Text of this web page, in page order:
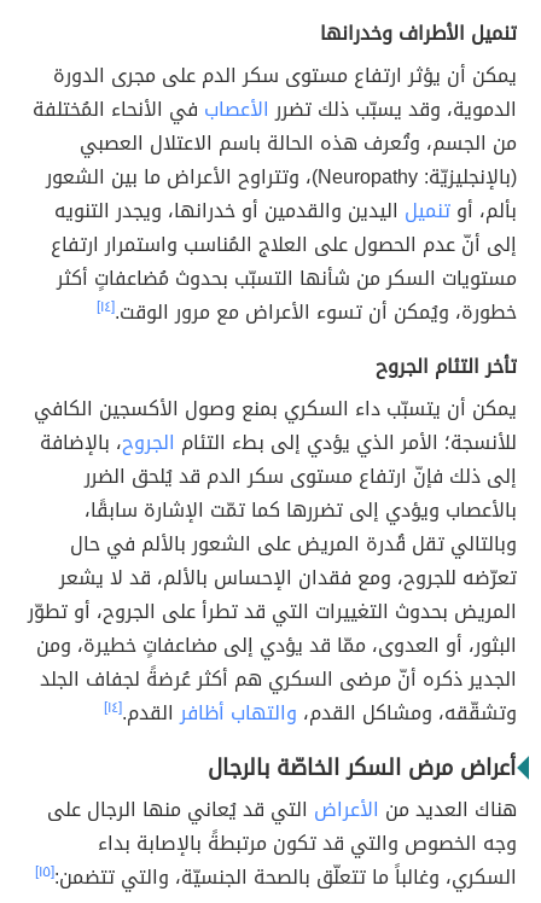
تنميل الأطراف وخدرانها
يمكن أن يؤثر ارتفاع مستوى سكر الدم على مجرى الدورة
الدموية، وقد يسبّب ذلك تضررالأعصاب في الأنحاء المُختلفة
من الجسم، وتُعرف هذه الحالة باسم الاعتلال العصبي
(بالإنجليزيّة: Neuropathy)، وتتراوح الأعراض ما بين الشعور
بألم، أوتنميل اليدين والقدمين أو خدرانها، ويجدر التنويه
إلى أنّ عدم الحصول على العلاج المُناسب واستمرار ارتفاع
مستويات السكر من شأنها التسبّب بحدوث مُضاعفاتٍ أكثر
خطورة، ويُمكن أن تسوء الأعراض مع مرور الوقت.[١٤]
يمكن أن يتسبّب داء السكري بمنع وصول الأكسجين الكافي
للأنسجة؛ الأمر الذي يؤدي إلى بطء التئام الجروح، بالإضافة
إلى ذلك فإنّ ارتفاع مستوى سكر الدم قد يُلحق الضرر
بالأعصاب ويؤدي إلى تضررها كما تمّت الإشارة سابقًا،
وبالتالي تقل قُدرة المريض على الشعور بالألم في حال
تعرّضه للجروح، ومع فقدان الإحساس بالألم، قد لا يشعر
المريض بحدوث التغييرات التي قد تطرأ على الجروح، أو تطوّر
البثور، أو العدوى، ممّا قد يؤدي إلى مضاعفاتٍ خطيرة، ومن
الجدير ذكره أنّ مرضى السكري هم أكثر عُرضةً لجفاف الجلد
وتشقّقه، ومشاكل القدم، والتهاب أظافرالقدم.[١٤]
أعراض مرض السكر الخاصّة بالرجال
هناك العديد من الأعراض التي قد يُعاني منها الرجال على
وجه الخصوص والتي قد تكون مرتبطةً بالإصابة بداء
السكري، وغالباً ما تتعلّق بالصحة الجنسيّة، والتي تتضمن:[١٥]